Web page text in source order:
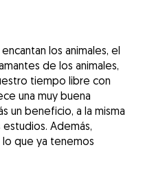
los animales, el
de los animales,
tiempo libre con
una muy buena
un beneficio, a la misma
Además,
lo que ya tenemos